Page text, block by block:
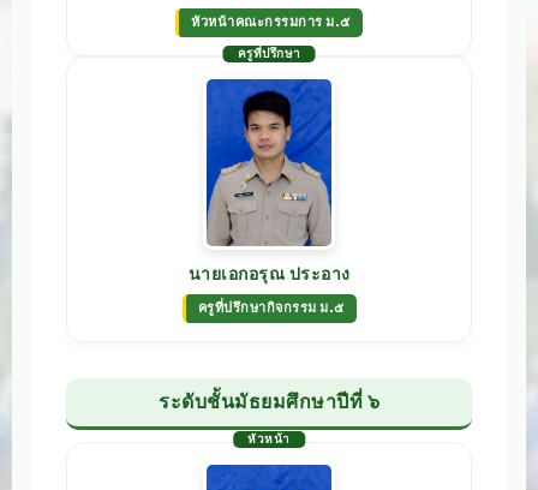
หัวหน้าคณะกรรมการ ม.๕
ครูที่ปรึกษา
นายเอกอรุณ ประอาง
ครูที่ปรึกษากิจกรรม ม.๕
ระดับชั้นมัธยมศึกษาปีที่ ๖
หัวหน้า